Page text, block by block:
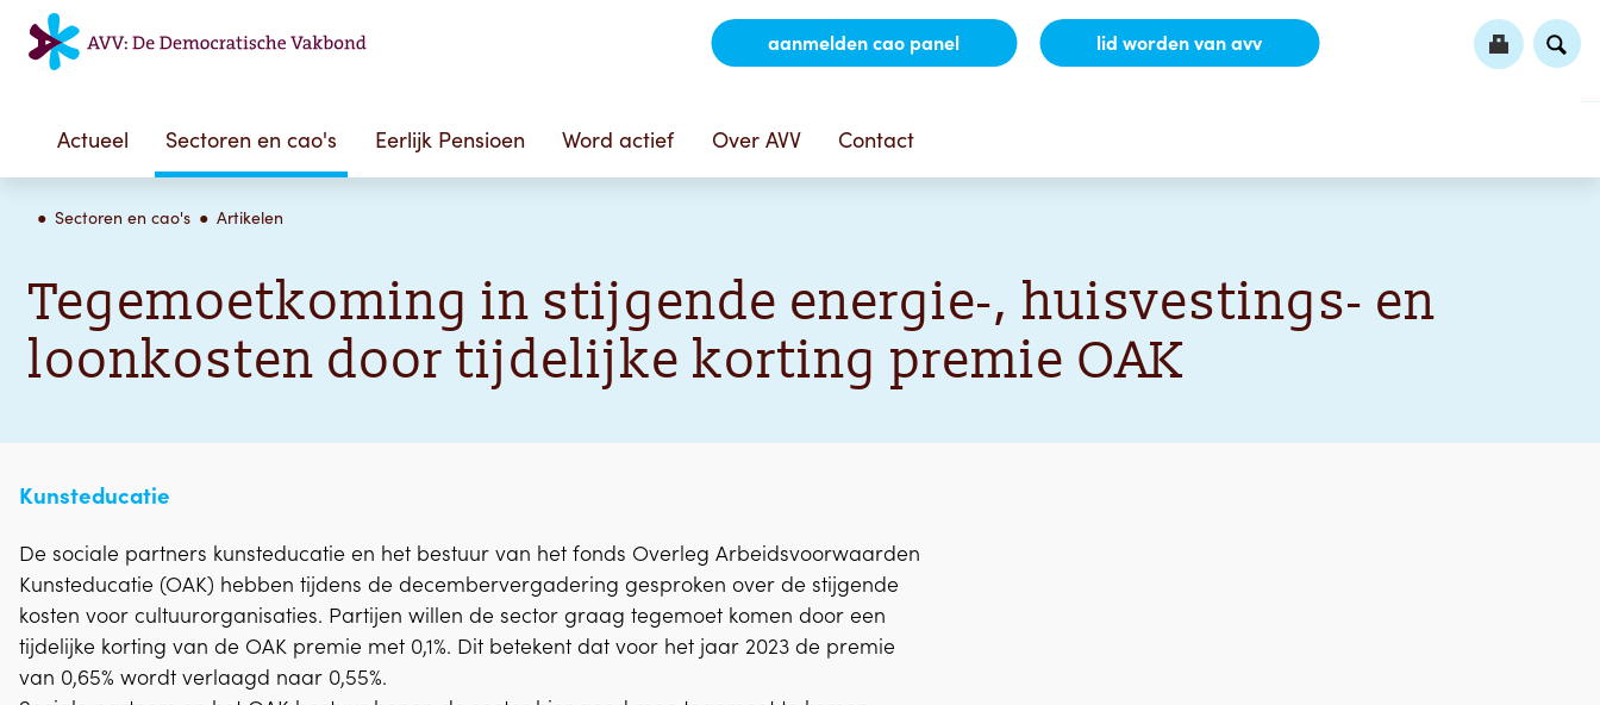
aanmelden cao panel lid worden van avv
Actueel Sectoren en cao's Eerlijk Pensioen Word actief Over AVV Contact
Sectoren en cao's Artikelen
Tegemoetkoming in stijgende energie-, huisvestings- en
loonkosten door tijdelijke korting premie OAK
Kunsteducatie
De sociale partners kunsteducatie en het bestuur van het fonds Overleg Arbeidsvoorwaarden
Kunsteducatie (OAK) hebben tijdens de decembervergadering gesproken over de stijgende
kosten voor cultuurorganisaties. Partijen willen de sector graag tegemoet komen door een
tijdelijke korting van de OAK premie met 0,1%. Dit betekent dat voor het jaar 2023 de premie
van 0,65% wordt verlaagd naar 0,55%.